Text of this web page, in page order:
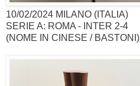
10/02/2024 MILANO (ITALIA)
SERIE A: ROMA - INTER 2-4
(NOME IN CINESE / BASTONI)